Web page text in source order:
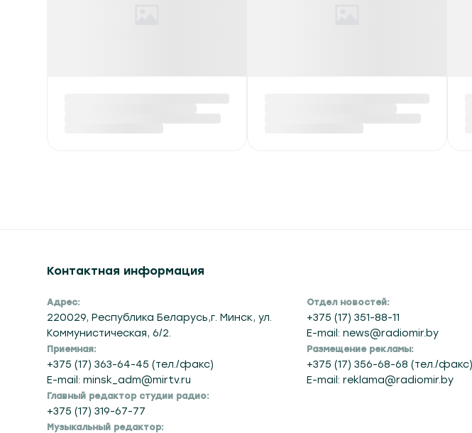
Красный уровень
В Беларуси обнулены
Контактная информация
Адрес:
220029, Республика Беларусь,г. Минск, ул.
Коммунистическая, 6/2.
Приемная:
+375 (17) 363-64-45 (тел./факс)
E-mail: minsk_adm@mirtv.ru
Главный редактор студии радио:
Отдел новостей:
+375 (17) 351-88-11
E-mail: news@radiomir.by
Размещение рекламы: